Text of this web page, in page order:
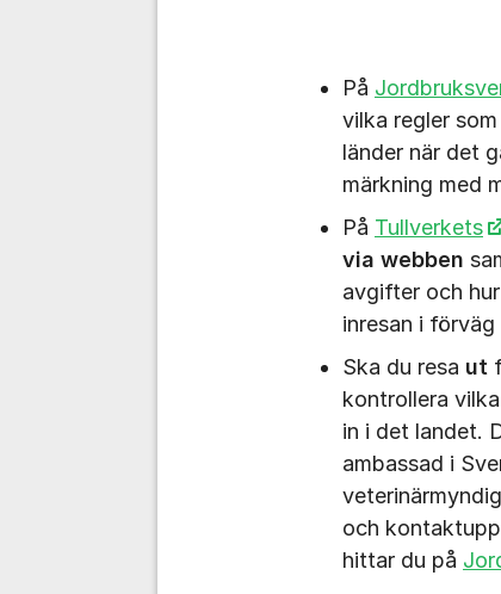
På
vilka regler
länder när det
På Tullverkets
via webben
avgifter och
inresan i förväg
Ska du resa ut
kontrollera
in i det landet.
ambassad i
och
hittar du på